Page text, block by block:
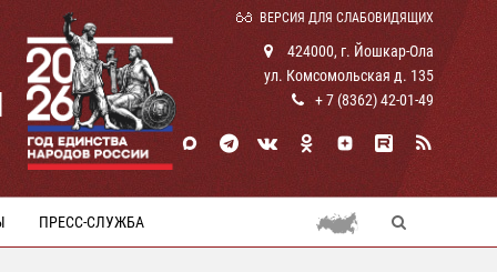
ВЕРСИЯ ДЛЯ СЛАБОВИДЯЩИХ
424000, г. Йошкар-Ола
ул. Комсомольская д. 135
+ 7 (8362) 42-01-49
ПРЕСС-СЛУЖБА